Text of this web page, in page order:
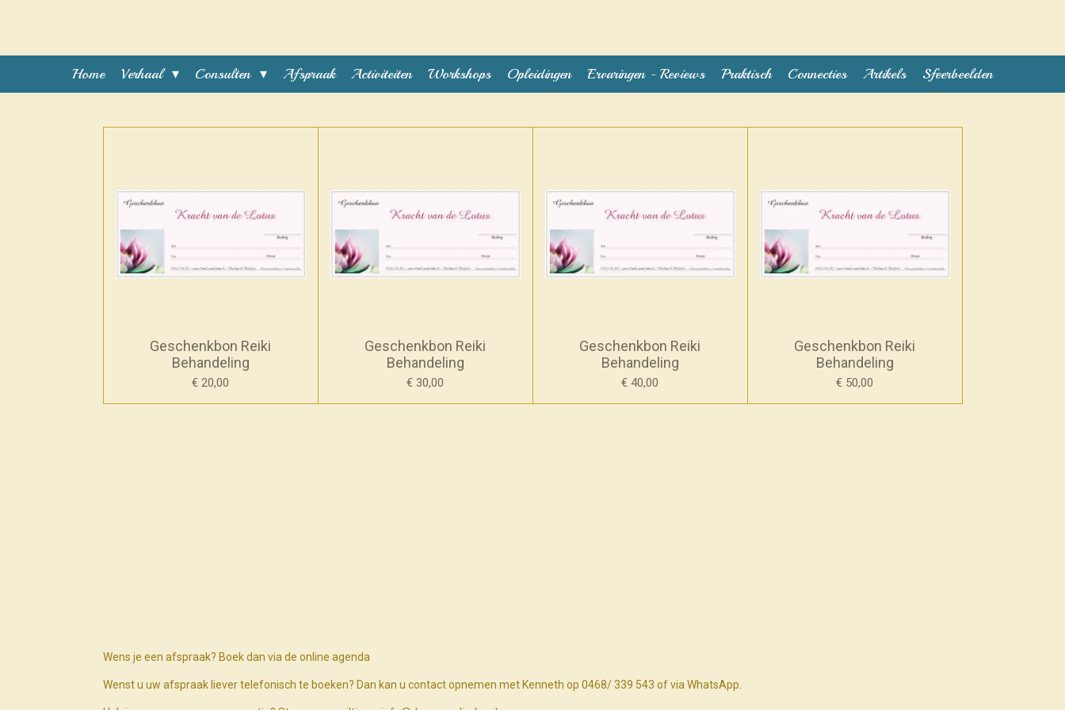
Home Verhaal Consulten Afspraak Activiteiten Workshops Opleidingen Ervaringen - Reviews Praktisch Connecties Artikels Sfeerbeelden
Geschenkbon Reiki
Behandeling
€ 20,00
Geschenkbon Reiki
Behandeling
€ 30,00
Geschenkbon Reiki
Behandeling
€ 40,00
Geschenkbon Reiki
Behandeling
€ 50,00
Wens je een afspraak? Boek dan via de online agenda
Wenst u uw afspraak liever telefonisch te boeken? Dan kan u contact opnemen met Kenneth op 0468/ 339 543 of via WhatsApp.